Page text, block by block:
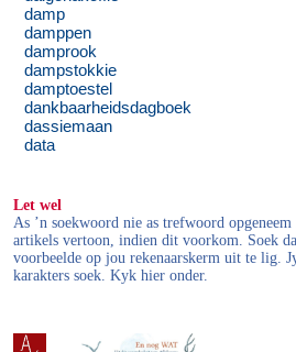
damp
damppen
damprook
dampstokkie
damptoestel
dankbaarheidsdagboek
dassiemaan
data
Let wel
As ’n soekwoord nie as trefwoord
artikels vertoon, indien dit voorkom. Soek
voorbeelde op jou rekenaarskerm uit te lig.
karakters soek. Kyk hier onder.